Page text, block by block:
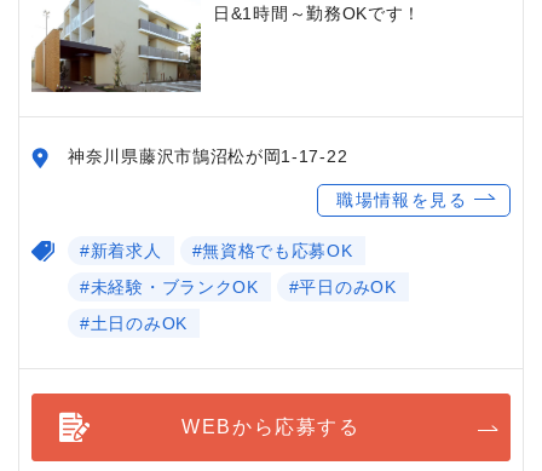
日&1時間～勤務OKです！
神奈川県藤沢市鵠沼松が岡1-17-22
職場情報を見る
#新着求人
#無資格でも応募OK
#未経験・ブランクOK
#平日のみOK
#土日のみOK
WEBから応募する